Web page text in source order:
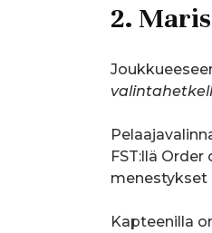
2.
FST:llä
menestykset
Kapteenilla